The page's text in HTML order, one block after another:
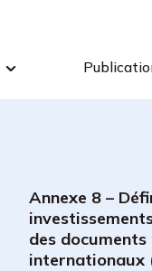
Annexe 8 –
des
internationaux